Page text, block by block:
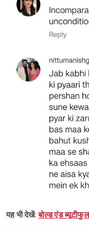
यह भी देखें:बोल्ड एंड